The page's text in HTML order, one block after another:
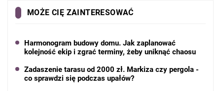
MOŻE CIĘ ZAINTERESOWAĆ
Harmonogram budowy domu. Jak zaplanować
kolejność ekip i zgrać terminy, żeby uniknąć chaosu
Zadaszenie tarasu od 2000 zł. Markiza czy pergola -
co sprawdzi się podczas upałów?